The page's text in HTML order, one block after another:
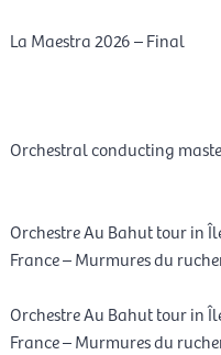
La Maestra 2026 – Final
Orchestral conducting
Orchestre Au Bahut tour in
France – Murmures du
Orchestre Au Bahut tour in
France – Murmures du